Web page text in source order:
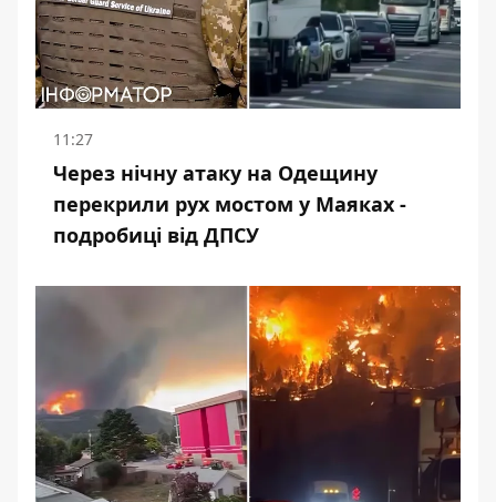
11:27
Через нічну атаку на Одещину
перекрили рух мостом у Маяках -
подробиці від ДПСУ